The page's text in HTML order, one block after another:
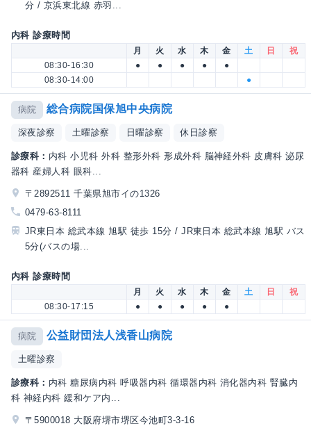
分 / 京浜東北線 赤羽...
内科 診療時間
月 火 水 木 金 土 日
祝
08:30-16:30
● ● ● ●
●
08:30-14:00
●
病院 総合病院国保旭中央病院
深夜診察 土曜診察 日曜診察 休日診察
診療科： 内科 小児科 外科 整形外科 形成外科 脳神経外科 皮膚科 泌尿
器科 産婦人科 眼科...
〒2892511 千葉県旭市イの1326
0479-63-8111
JR東日本 総武本線 旭駅 徒歩 15分 / JR東日本 総武本線 旭駅 バス
5分(バスの場...
内科 診療時間
月 火 水 木 金 土 日
祝
08:30-17:15
● ● ● ● ●
病院 公益財団法人浅香山病院
土曜診察
診療科： 内科 糖尿病内科 呼吸器内科 循環器内科 消化器内科 腎臓内
科 神経内科 緩和ケア内...
〒5900018 大阪府堺市堺区今池町3-3-16